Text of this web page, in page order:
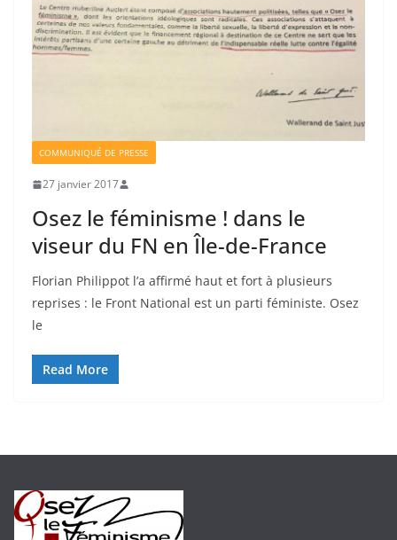
COMMUNIQUÉ DE PRESSE
27 janvier 2017
Osez le féminisme ! dans le
viseur du FN en Île-de-France
Florian Philippot l’a affirmé haut et fort à plusieurs
reprises : le Front National est un parti féministe. Osez
le
Read More